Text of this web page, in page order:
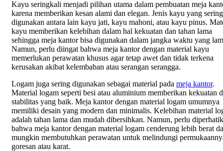
Kayu seringkali menjadi pilihan utama dalam pembuatan meja
karena memberikan kesan alami dan elegan. Jenis kayu yang sering
digunakan antara lain kayu jati, kayu mahoni, atau kayu pinus.
kayu memberikan kelebihan dalam hal kekuatan dan tahan lama
sehingga meja kantor bisa digunakan dalam jangka waktu yang
Namun, perlu diingat bahwa meja kantor dengan material kayu
memerlukan perawatan khusus agar tetap awet dan tidak terkena
kerusakan akibat kelembaban atau serangan serangga.
Logam juga sering digunakan sebagai material pada meja kantor.
Material logam seperti besi atau aluminium memberikan kekuatan
stabilitas yang baik. Meja kantor dengan material logam umumnya
memiliki desain yang modern dan minimalis. Kelebihan material
adalah tahan lama dan mudah dibersihkan. Namun, perlu
bahwa meja kantor dengan material logam cenderung lebih berat
mungkin membutuhkan perawatan untuk melindungi
goresan atau karat.